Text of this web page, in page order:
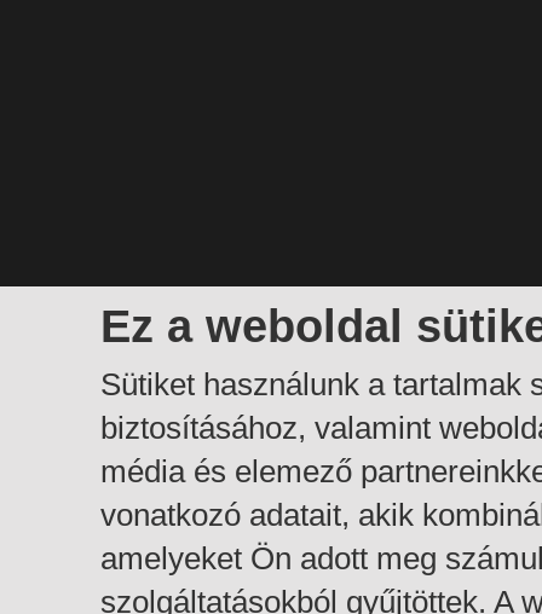
Ez a weboldal
Sütiket használunk a tartalmak
biztosításához, valamint
média és elemező
vonatkozó adatait, akik
amelyeket Ön adott meg
szolgáltatásokból gyűjtöttek. A